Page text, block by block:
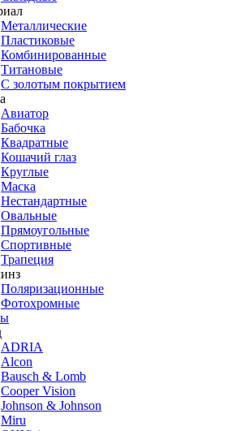
Металлические
Пластиковые
Комбинированные
Титановые
С золотым покрытием
Авиатор
Бабочка
Квадратные
Кошачий глаз
Круглые
Маска
Нестандартные
Овальные
Прямоугольные
Спортивные
Трапеция
Поляризационные
Фотохромные
ADRIA
Alcon
Bausch & Lomb
Cooper Vision
Johnson & Johnson
Miru